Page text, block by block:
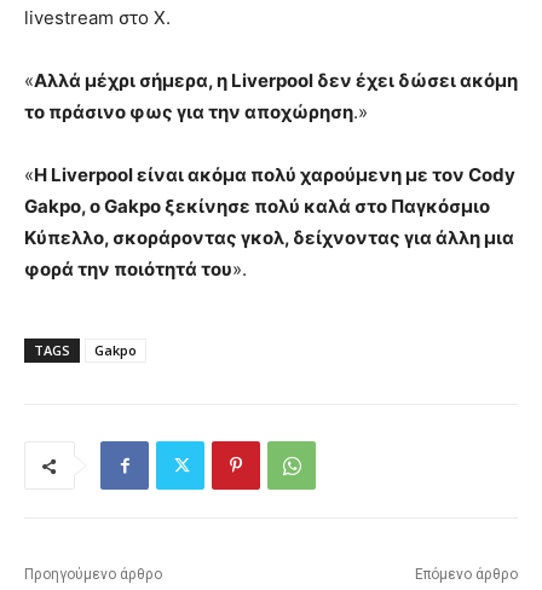
livestream στο X.
«Αλλά μέχρι σήμερα, η Liverpool δεν έχει δώσει ακόμη
το πράσινο φως για την αποχώρηση.»
«Η Liverpool είναι ακόμα πολύ χαρούμενη με τον Cody
Gakpo, ο Gakpo ξεκίνησε πολύ καλά στο Παγκόσμιο
Κύπελλο, σκοράροντας γκολ, δείχνοντας για άλλη μια
φορά την ποιότητά του».
TAGS Gakpo
Προηγούμενο άρθρο Επόμενο άρθρο